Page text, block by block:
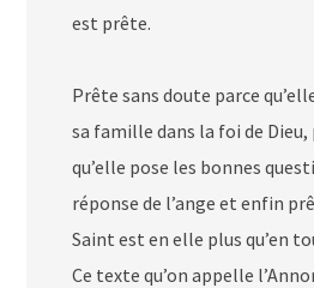
est prête.
Prête sans doute parce
sa famille dans la foi de Dieu,
qu’elle pose les bonnes
réponse de l’ange et enfin
Saint est en elle plus qu’en
Ce texte qu’on appelle